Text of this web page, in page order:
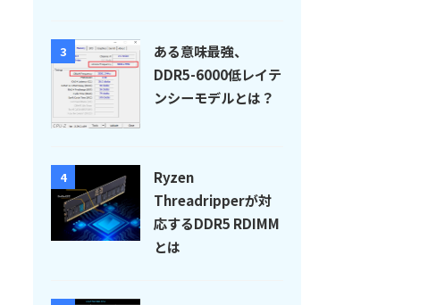
3
ある意味最強、
DDR5-6000低レイテ
ンシーモデルとは？
4
Ryzen
Threadripperが対
応するDDR5 RDIMM
とは